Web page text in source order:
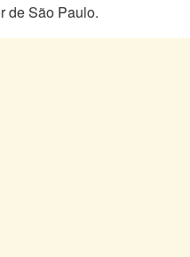
de São Paulo.